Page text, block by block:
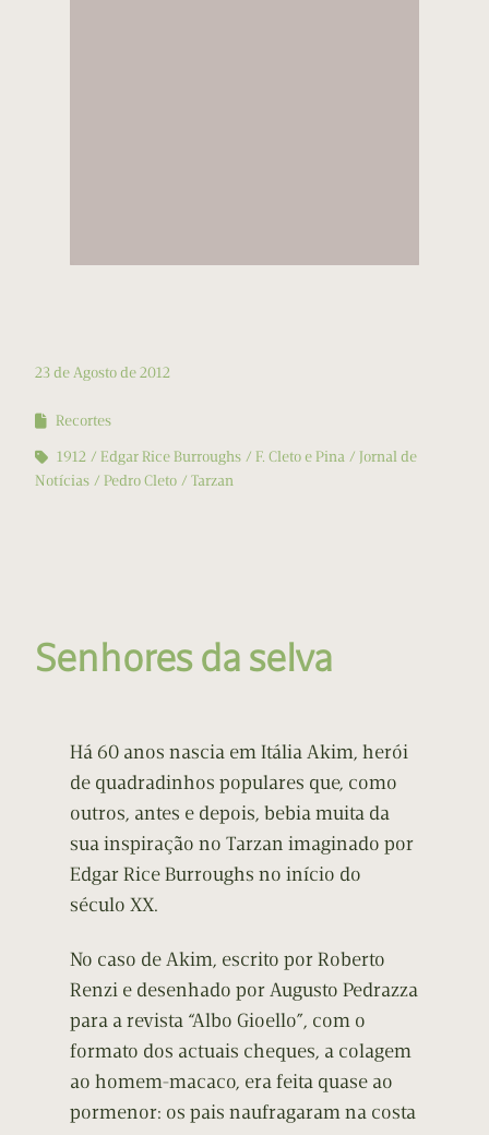
23 de Agosto de 2012
Recortes
1912
Edgar Rice Burroughs F. Cleto e Pina
Jornal de
Notícias
Pedro Cleto Tarzan
Senhores da selva
Há 60 anos nascia em Itália Akim, herói
de quadradinhos populares que, como
outros, antes e depois, bebia muita da
sua inspiração no Tarzan imaginado por
Edgar Rice Burroughs no início do
século XX.
No caso de Akim, escrito por Roberto
Renzi e desenhado por Augusto Pedrazza
para a revista “Albo Gioello”, com o
formato dos actuais cheques, a colagem
ao homem-macaco, era feita quase ao
pormenor: os pais naufragaram na costa